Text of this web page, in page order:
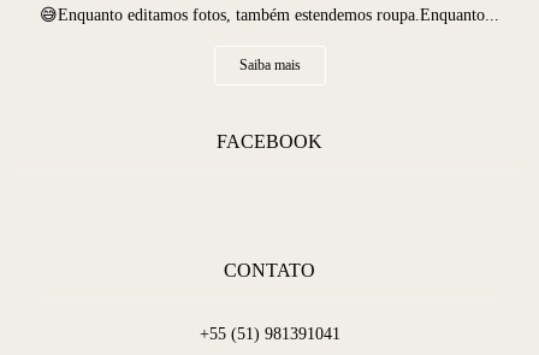
😅Enquanto editamos fotos, também estendemos roupa.Enquanto...
Saiba mais
FACEBOOK
CONTATO
+55 (51) 981391041